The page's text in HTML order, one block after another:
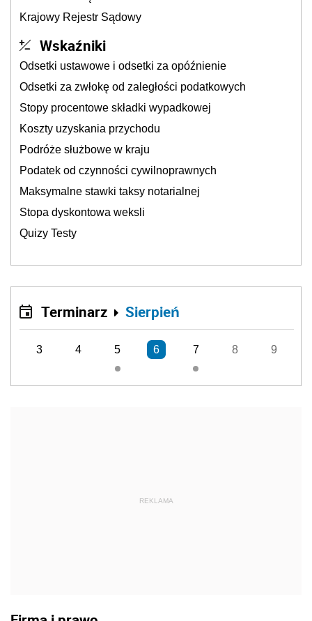
Krajowy Rejestr Sądowy
Wskaźniki
Odsetki ustawowe i odsetki za opóźnienie
Odsetki za zwłokę od zaległości podatkowych
Stopy procentowe składki wypadkowej
Koszty uzyskania przychodu
Podróże służbowe w kraju
Podatek od czynności cywilnoprawnych
Maksymalne stawki taksy notarialnej
Stopa dyskontowa weksli
Quizy Testy
Terminarz Sierpień
3 4 5 6 7 8 9
REKLAMA